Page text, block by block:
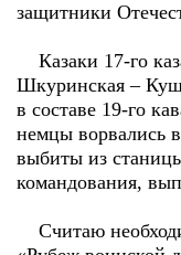
защитники
Казаки 17-го
Шкуринская –
в составе 19-го
немцы ворвались
выбиты из
командования,
Считаю